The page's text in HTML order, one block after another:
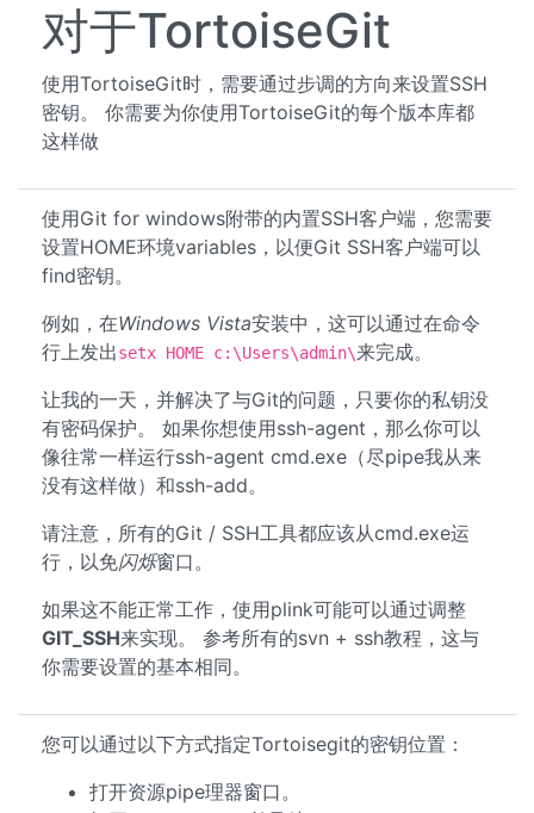
对于TortoiseGit
使用TortoiseGit时，需要通过步调的方向来设置SSH
密钥。 你需要为你使用TortoiseGit的每个版本库都
这样做
使用Git for windows附带的内置SSH客户端，您需要
设置HOME环境variables，以便Git SSH客户端可以
find密钥。
例如，在Windows Vista安装中，这可以通过在命令
行上发出setx HOME c:\Users\admin\来完成。
让我的一天，并解决了与Git的问题，只要你的私钥没
有密码保护。 如果你想使用ssh-agent，那么你可以
像往常一样运行ssh-agent cmd.exe（尽pipe我从来
没有这样做）和ssh-add。
请注意，所有的Git / SSH工具都应该从cmd.exe运
行，以免闪烁窗口。
如果这不能正常工作，使用plink可能可以通过调整
GIT_SSH来实现。 参考所有的svn + ssh教程，这与
你需要设置的基本相同。
您可以通过以下方式指定Tortoisegit的密钥位置：
打开资源pipe理器窗口。